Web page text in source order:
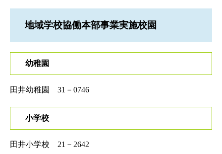
地域学校協働本部事業実施校園
幼稚園
田井幼稚園 31－0746
小学校
田井小学校 21－2642